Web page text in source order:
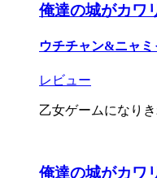
俺達の城がカワ
ウチチャン&ニャミ
レビュー
乙女ゲームになり
俺達の城がカワ